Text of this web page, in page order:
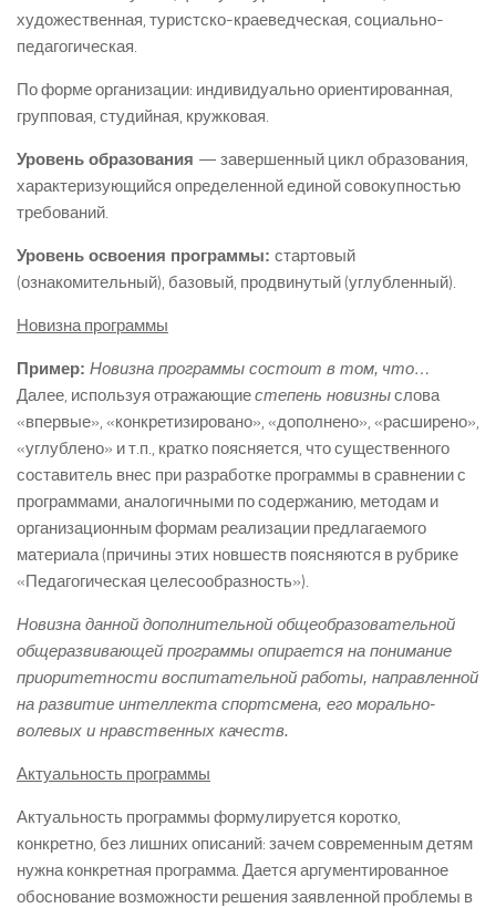
художественная, туристско-краеведческая, социально-
педагогическая.
По форме организации: индивидуально ориентированная,
групповая, студийная, кружковая.
Уровень образования — завершенный цикл образования,
характеризующийся определенной единой совокупностью
требований.
Уровень освоения программы: стартовый
(ознакомительный), базовый, продвинутый (углубленный).
Новизна программы
Пример: Новизна программы состоит в том, что…
Далее, используя отражающиестепень новизныслова
«впервые», «конкретизировано», «дополнено», «расширено»,
«углублено» и т.п., кратко поясняется, что существенного
составитель внес при разработке программы в сравнении с
программами, аналогичными по содержанию, методам и
организационным формам реализации предлагаемого
материала (причины этих новшеств поясняются в рубрике
«Педагогическая целесообразность»).
Новизна данной дополнительной общеобразовательной
общеразвивающей программы опирается на понимание
приоритетности воспитательной работы, направленной
на развитие интеллекта спортсмена, его морально-
волевых и нравственных качеств.
Актуальность программы
Актуальность программы формулируется коротко,
конкретно, без лишних описаний: зачем современным детям
нужна конкретная программа. Дается аргументированное
обоснование возможности решения заявленной проблемы в